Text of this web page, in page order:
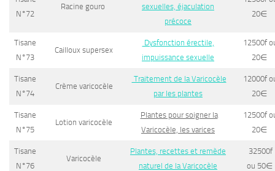
N°72
Racine gouro
sexuelles, éjaculation
précoce
20∈
Tisane
N°73
Cailloux supersex
Dysfonction érectile,
impuissance sexuelle
12500f
20∈
Tisane
N°74
Crème varicocèle
Traitement de la Varicocèle
par les plantes
12000f
20∈
Tisane
N°75
Lotion varicocèle
Plantes pour soigner la
Varicocèle, les varices
12500f
20∈
Tisane
N°76
Varicocèle
Plantes, recettes et remède
naturel de la Varicocèle
32500f
ou 50∈